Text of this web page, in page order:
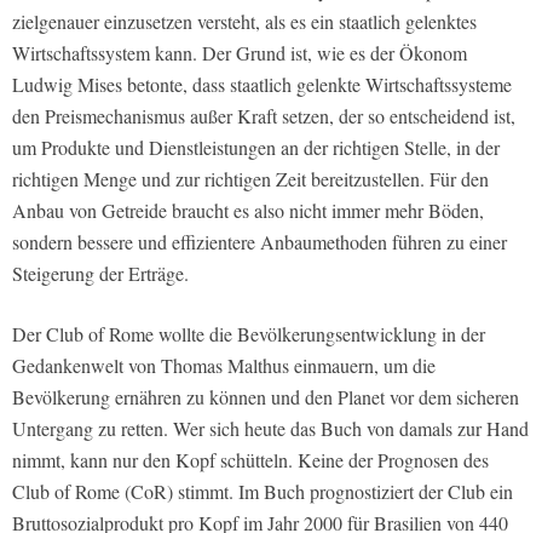
zielgenauer einzusetzen versteht, als es ein staatlich gelenktes
Wirtschaftssystem kann. Der Grund ist, wie es der Ökonom
Ludwig Mises betonte, dass staatlich gelenkte Wirtschaftssysteme
den Preismechanismus außer Kraft setzen, der so entscheidend ist,
um Produkte und Dienstleistungen an der richtigen Stelle, in der
richtigen Menge und zur richtigen Zeit bereitzustellen. Für den
Anbau von Getreide braucht es also nicht immer mehr Böden,
sondern bessere und effizientere Anbaumethoden führen zu einer
Steigerung der Erträge.
Der Club of Rome wollte die Bevölkerungsentwicklung in der
Gedankenwelt von Thomas Malthus einmauern, um die
Bevölkerung ernähren zu können und den Planet vor dem sicheren
Untergang zu retten. Wer sich heute das Buch von damals zur Hand
nimmt, kann nur den Kopf schütteln. Keine der Prognosen des
Club of Rome (CoR) stimmt. Im Buch prognostiziert der Club ein
Bruttosozialprodukt pro Kopf im Jahr 2000 für Brasilien von 440